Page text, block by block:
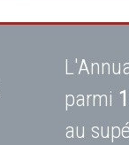
parmi
au